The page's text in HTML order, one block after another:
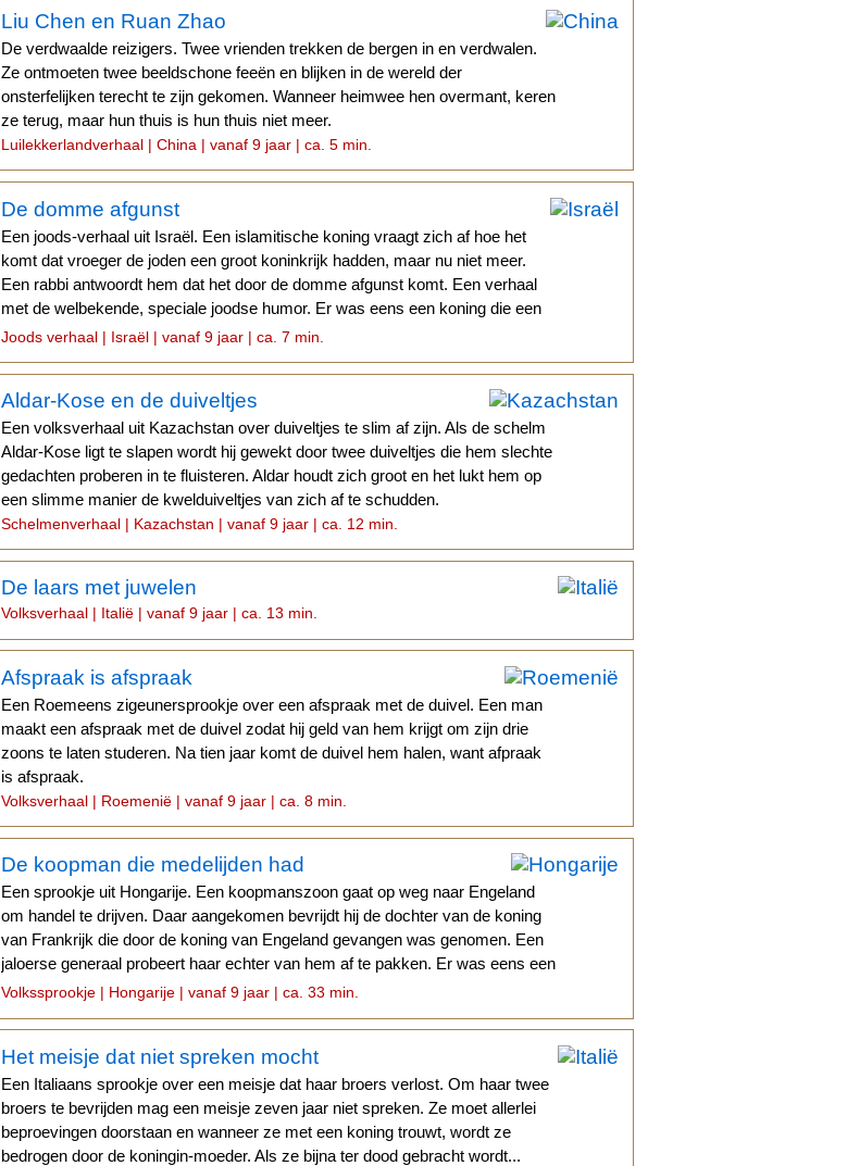
Liu Chen en Ruan Zhao
De verdwaalde reizigers. Twee vrienden trekken de bergen in en verdwalen.
Ze ontmoeten twee beeldschone feeën en blijken in de wereld der
onsterfelijken terecht te zijn gekomen. Wanneer heimwee hen overmant, keren
ze terug, maar hun thuis is hun thuis niet meer.
Luilekkerlandverhaal | China | vanaf 9 jaar | ca. 5 min.
De domme afgunst
Een joods-verhaal uit Israël. Een islamitische koning vraagt zich af hoe het
komt dat vroeger de joden een groot koninkrijk hadden, maar nu niet meer.
Een rabbi antwoordt hem dat het door de domme afgunst komt. Een verhaal
met de welbekende, speciale joodse humor. Er was eens een koning die een
vizier had.
Joods verhaal | Israël | vanaf 9 jaar | ca. 7 min.
Aldar-Kose en de duiveltjes
Een volksverhaal uit Kazachstan over duiveltjes te slim af zijn. Als de schelm
Aldar-Kose ligt te slapen wordt hij gewekt door twee duiveltjes die hem slechte
gedachten proberen in te fluisteren. Aldar houdt zich groot en het lukt hem op
een slimme manier de kwelduiveltjes van zich af te schudden.
Schelmenverhaal | Kazachstan | vanaf 9 jaar | ca. 12 min.
De laars met juwelen
Volksverhaal | Italië | vanaf 9 jaar | ca. 13 min.
Afspraak is afspraak
Een Roemeens zigeunersprookje over een afspraak met de duivel. Een man
maakt een afspraak met de duivel zodat hij geld van hem krijgt om zijn drie
zoons te laten studeren. Na tien jaar komt de duivel hem halen, want afpraak
is afspraak.
Volksverhaal | Roemenië | vanaf 9 jaar | ca. 8 min.
De koopman die medelijden had
Een sprookje uit Hongarije. Een koopmanszoon gaat op weg naar Engeland
om handel te drijven. Daar aangekomen bevrijdt hij de dochter van de koning
van Frankrijk die door de koning van Engeland gevangen was genomen. Een
jaloerse generaal probeert haar echter van hem af te pakken. Er was eens een
koopman...
Volkssprookje | Hongarije | vanaf 9 jaar | ca. 33 min.
Het meisje dat niet spreken mocht
Een Italiaans sprookje over een meisje dat haar broers verlost. Om haar twee
broers te bevrijden mag een meisje zeven jaar niet spreken. Ze moet allerlei
beproevingen doorstaan en wanneer ze met een koning trouwt, wordt ze
bedrogen door de koningin-moeder. Als ze bijna ter dood gebracht wordt...